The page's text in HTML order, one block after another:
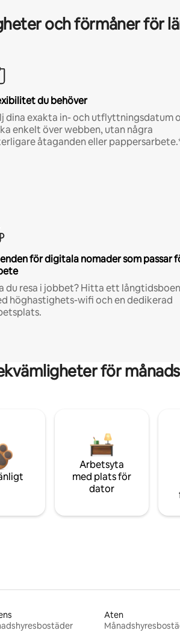
och förmåner för
du behöver
dina exakta in- och utflyttningsdatum
enkelt över webben, utan några
åtaganden eller
för digitala nomader som passar
du resa i jobbet? Hitta ett
höghastighets-wifi och en dedikerad
för
Arbetsyta
med plats för
dator
Aten